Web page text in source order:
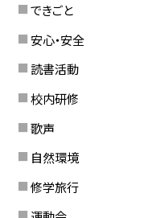
できごと
安心・安全
読書活動
校内研修
歌声
自然環境
修学旅行